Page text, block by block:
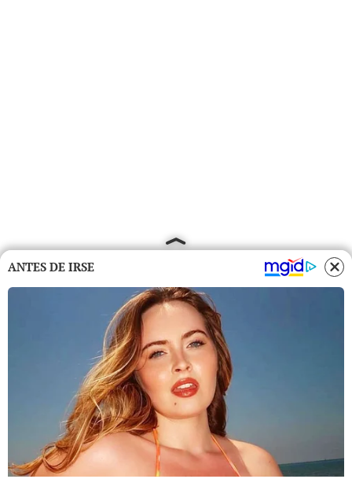
ANTES DE IRSE